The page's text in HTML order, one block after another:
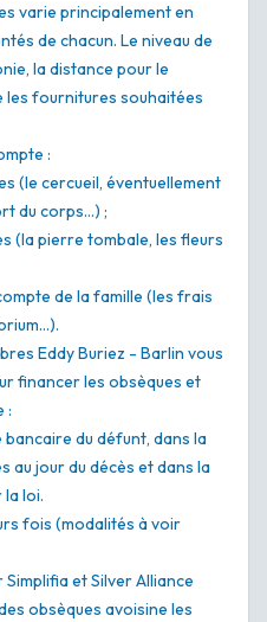
varie principalement en
de chacun. Le niveau de
la distance pour le
fournitures souhaitées
:
(le cercueil, éventuellement
du corps…) ;
(la pierre tombale, les fleurs
de la famille (les frais
Eddy Buriez - Barlin vous
financer les obsèques et
:
du défunt, dans la
au jour du décès et dans la
loi.
fois (modalités à voir
et Silver Alliance
obsèques avoisine les